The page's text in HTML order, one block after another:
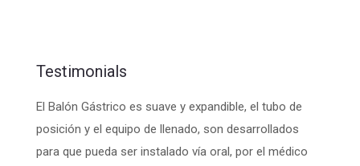
Testimonials
El Balón Gástrico es suave y expandible, el tubo de
posición y el equipo de llenado, son desarrollados
para que pueda ser instalado vía oral, por el médico